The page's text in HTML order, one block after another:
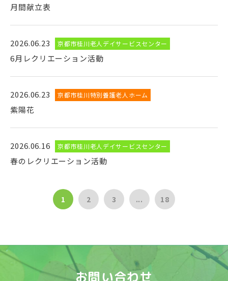
月間献立表
2026.06.23 京都市桂川老人デイサービスセンター
6月レクリエーション活動
2026.06.23 京都市桂川特別養護老人ホーム
紫陽花
2026.06.16 京都市桂川老人デイサービスセンター
春のレクリエーション活動
1 2 3 ... 18
お問い合わせ